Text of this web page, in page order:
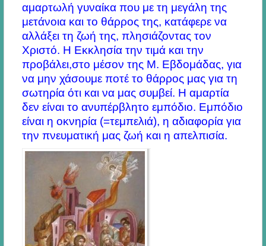
αμαρτωλή γυναίκα που με τη μεγάλη της
μετάνοια και το θάρρος της, κατάφερε να
αλλάξει τη ζωή της, πλησιάζοντας τον
Χριστό. Η Εκκλησία την τιμά και την
προβάλει,στο μέσον της Μ. Εβδομάδας, για
να μην χάσουμε ποτέ το θάρρος μας για τη
σωτηρία ότι και να μας συμβεί. Η αμαρτία
δεν είναι το ανυπέρβλητο εμπόδιο. Εμπόδιο
είναι η οκνηρία (=τεμπελιά), η αδιαφορία για
την πνευματική μας ζωή και η απελπισία.